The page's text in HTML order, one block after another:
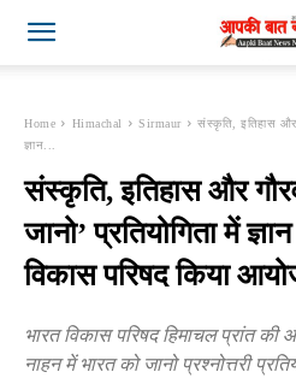
Home Himachal Sirmaur
संस्कृति, इतिहास और
ज्ञान...
संस्कृति, इतिहास और
जानो’ प्रतियोगिता में
विकास परिषद किया
भारत विकास परिषद हिमाचल प्रांत
नाहन में भारत को जानो प्रश्नोत्तरी